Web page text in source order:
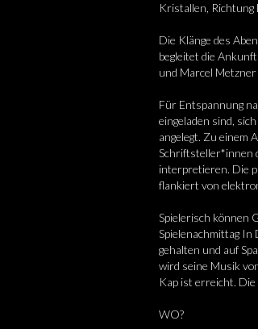
Kristallen, Richtung
Die Klänge des
begleitet die
und Marcel
Für Entspannung
eingeladen sind,
angelegt. Zu einem
Schriftsteller*innen
interpretieren. Die
flankiert von
Spielerisch können
Spielenachmittag In
gehalten und auf
wird seine Musik
Kap ist erreicht.
WO?